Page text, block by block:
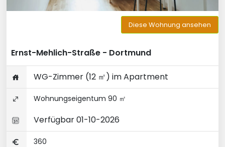
Diese Wohnung ansehen
Ernst-Mehlich-Straße - Dortmund
WG-Zimmer (12 ㎡) im Apartment
Wohnungseigentum 90 ㎡
Verfügbar 01-10-2026
360